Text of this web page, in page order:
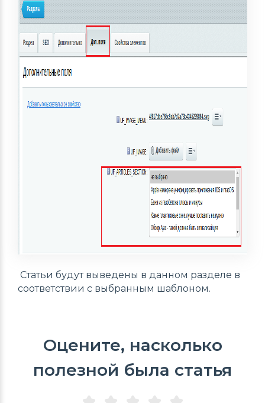
Статьи будут выведены в данном разделе в
соответствии с выбранным шаблоном.
Оцените, насколько
полезной была статья